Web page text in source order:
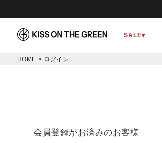
SALE▾
HOME ログイン
会員登録がお済みのお客様